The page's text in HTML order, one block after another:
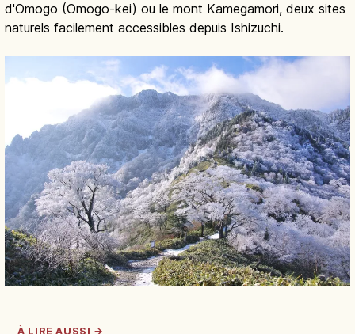
d'Omogo (Omogo-kei) ou le mont Kamegamori, deux sites
naturels facilement accessibles depuis Ishizuchi.
À LIRE AUSSI →